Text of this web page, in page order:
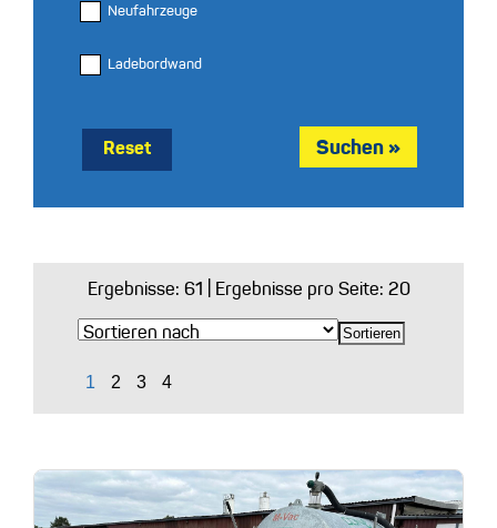
Neufahrzeuge
Ladebordwand
Reset
Ergebnisse: 61 | Ergebnisse pro Seite: 20